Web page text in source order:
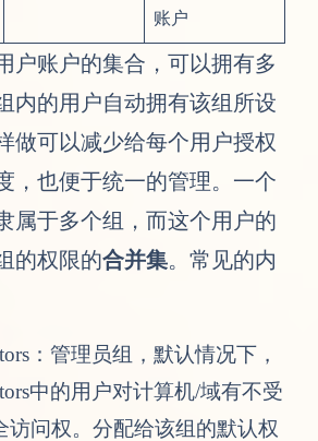
账户
户账户的集合，可以拥有多
内的用户自动拥有该组所设
做可以减少给每个用户授权
，也便于统一的管理。一个
属于多个组，而这个用户的
的权限的合并集。常见的内
：管理员组，默认情况下，
中的用户对计算机/域有不受
访问权。分配给该组的默认权